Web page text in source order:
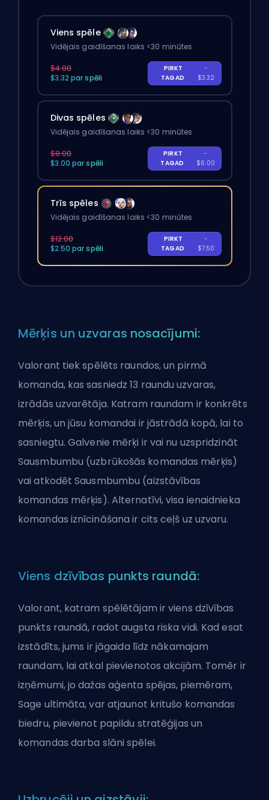
Viens spēle
Vidējais gaidīšanas laiks <30 minūtes
$4.00
$3.32 par spēli
PIRKT
TAGAD
-
$3.32
Divas spēles
Vidējais gaidīšanas laiks <30 minūtes
$8.00
$3.00 par spēli
PIRKT
TAGAD
-
$6.00
Trīs spēles
Vidējais gaidīšanas laiks <30 minūtes
$12.00
$2.50 par spēli
PIRKT
TAGAD
-
$7.50
Mērķis un uzvaras nosacījumi:
Valorant tiek spēlēts raundos, un pirmā
komanda, kas sasniedz 13 raundu uzvaras,
izrādās uzvarētāja. Katram raundam ir konkrēts
mērķis, un jūsu komandai ir jāstrādā kopā, lai to
sasniegtu. Galvenie mērķi ir vai nu uzspridzināt
Sausmbumbu (uzbrūkošās komandas mērķis)
vai atkodēt Sausmbumbu (aizstāvības
komandas mērķis). Alternatīvi, visa ienaidnieka
komandas iznīcināšana ir cits ceļš uz uzvaru.
Viens dzīvības punkts raundā:
Valorant, katram spēlētājam ir viens dzīvības
punkts raundā, radot augsta riska vidi. Kad esat
izstādīts, jums ir jāgaida līdz nākamajam
raundam, lai atkal pievienotos akcijām. Tomēr ir
izņēmumi, jo dažas aģenta spējas, piemēram,
Sage ultimāta, var atjaunot kritušo komandas
biedru, pievienot papildu stratēģijas un
komandas darba slāni spēlei.